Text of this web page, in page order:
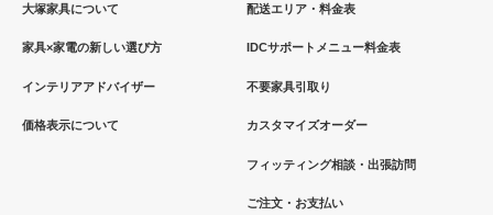
大塚家具について
家具×家電の新しい選び方
インテリアアドバイザー
価格表示について
配送エリア・料金表
IDCサポートメニュー料金表
不要家具引取り
カスタマイズオーダー
フィッティング相談・出張訪問
ご注文・お支払い